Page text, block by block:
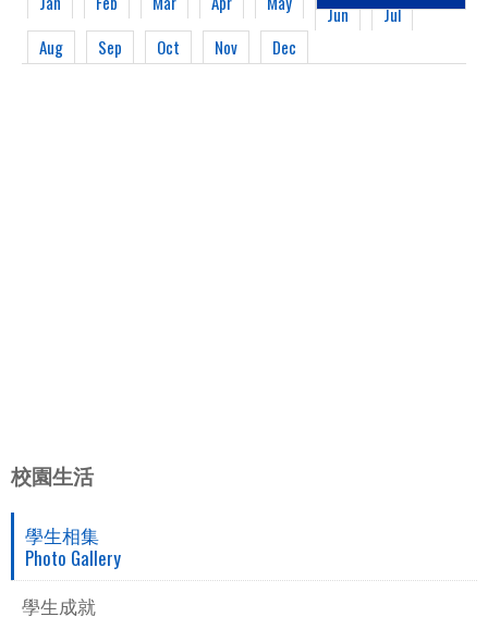
Jun
Jul
Aug
Sep Oct Nov Dec
校園生活
學生相集
Photo Gallery
學生成就